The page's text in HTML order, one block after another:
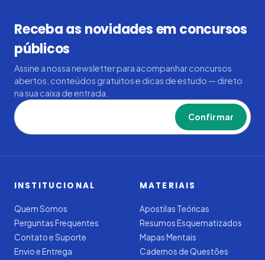
Receba as novidades em concursos
públicos
Assine a nossa newsletter para acompanhar concursos
abertos, conteúdos gratuitos e dicas de estudo — direto
na sua caixa de entrada.
Confirmar
INSTITUCIONAL
Quem Somos
Perguntas Frequentes
Contato e Suporte
Envio e Entrega
MATERIAIS
Apostilas Teóricas
Resumos Esquematizados
Mapas Mentais
Cadernos de Questões